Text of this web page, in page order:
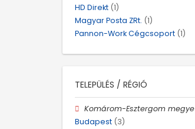
HD Direkt (1)
Magyar Posta ZRt. (1)
Pannon-Work Cégcsoport (1)
TELEPÜLÉS / RÉGIÓ
Komárom-Esztergom megye
Budapest (3)